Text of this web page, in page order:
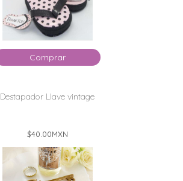
Comprar
Destapador Llave vintage
$40.00MXN